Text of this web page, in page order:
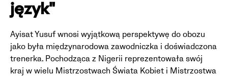
język"
Ayisat Yusuf wnosi wyjątkową perspektywę do obozu
jako była międzynarodowa zawodniczka i doświadczona
trenerka. Pochodząca z Nigerii reprezentowała swój
kraj w wielu Mistrzostwach Świata Kobiet i Mistrzostwa